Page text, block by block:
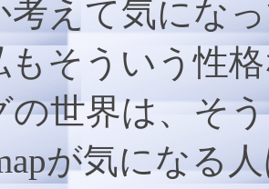
考えて気にな
そういう性格
の世界は、そ
が気になる